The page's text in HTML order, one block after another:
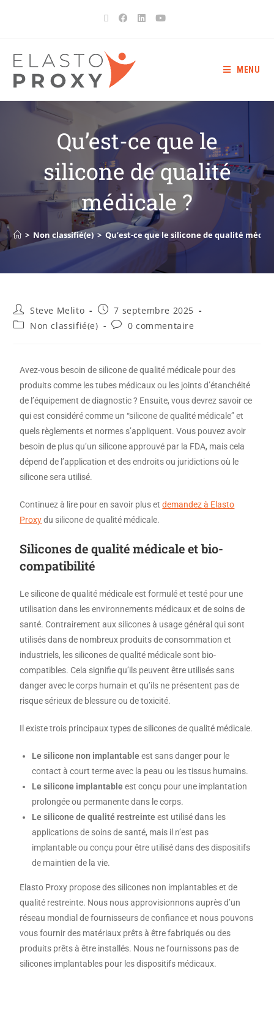
MENU
Qu’est-ce que le
silicone de qualité
médicale ?
> Non classifié(e) > Qu’est-ce que le silicone de qualité
Steve Melito
7 septembre 2025
Non classifié(e)
0 commentaire
Avez-vous besoin de silicone de qualité médicale pour des
produits comme les tubes médicaux ou les joints d’étanchéité
de l’équipement de diagnostic ? Ensuite, vous devrez savoir ce
qui est considéré comme un “silicone de qualité médicale” et
quels règlements et normes s’appliquent. Vous pouvez avoir
besoin de plus qu’un silicone approuvé par la FDA, mais cela
dépend de l’application et des endroits ou juridictions où le
silicone sera utilisé.
Continuez à lire pour en savoir plus etdemandez à Elasto
Proxydu silicone de qualité médicale.
Silicones de qualité médicale et bio-
compatibilité
Le silicone de qualité médicale est formulé et testé pour une
utilisation dans les environnements médicaux et de soins de
santé. Contrairement aux silicones à usage général qui sont
utilisés dans de nombreux produits de consommation et
industriels, les silicones de qualité médicale sont bio-
compatibles. Cela signifie qu’ils peuvent être utilisés sans
danger avec le corps humain et qu’ils ne présentent pas de
risque sérieux de blessure ou de toxicité.
Il existe trois principaux types de silicones de qualité médicale.
Le silicone non implantable est sans danger pour le
contact à court terme avec la peau ou les tissus humains.
Le silicone implantableest conçu pour une implantation
prolongée ou permanente dans le corps.
Le silicone de qualité restreinteest utilisé dans les
applications de soins de santé, mais il n’est pas
implantable ou conçu pour être utilisé dans des dispositifs
de maintien de la vie.
Elasto Proxy propose des silicones non implantables et de
qualité restreinte. Nous nous approvisionnons auprès d’un
réseau mondial de fournisseurs de confiance et nous pouvons
vous fournir des matériaux prêts à être fabriqués ou des
produits prêts à être installés. Nous ne fournissons pas de
silicones implantables pour les dispositifs médicaux.